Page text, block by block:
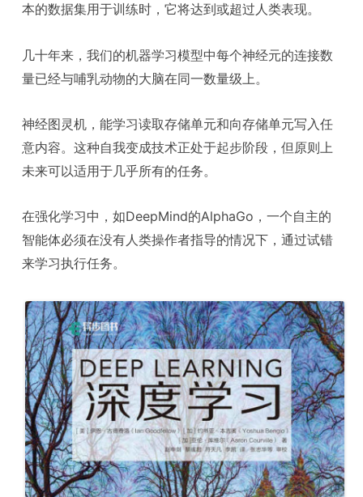
本的数据集用于训练时，它将达到或超过人类表现。
几十年来，我们的机器学习模型中每个神经元的连接数
量已经与哺乳动物的大脑在同一数量级上。
神经图灵机，能学习读取存储单元和向存储单元写入任
意内容。这种自我变成技术正处于起步阶段，但原则上
未来可以适用于几乎所有的任务。
在强化学习中，如DeepMind的AlphaGo，一个自主的
智能体必须在没有人类操作者指导的情况下，通过试错
来学习执行任务。